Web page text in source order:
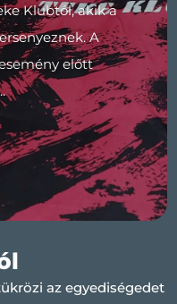
Klubtól, akik a
A
előtt
az egyediségedet